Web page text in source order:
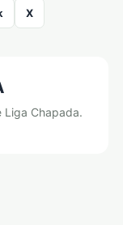
X
Liga Chapada.